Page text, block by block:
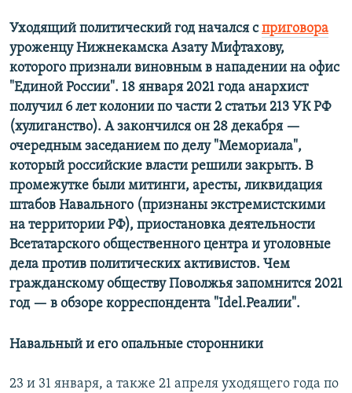
Все сайты РСЕ/РС
Уходящий политический год начался сприговора
уроженцу Нижнекамска Азату Мифтахову,
которого признали виновным в нападении на офис
"Единой России". 18 января 2021 года анархист
получил 6 лет колонии по части 2 статьи 213 УК РФ
(хулиганство). А закончился он 28 декабря —
очередным заседанием по делу "Мемориала",
который российские власти решили закрыть. В
промежутке были митинги, аресты, ликвидация
штабов Навального (признаны экстремистскими
на территории РФ), приостановка деятельности
Всетатарского общественного центра и уголовные
дела против политических активистов. Чем
гражданскому обществу Поволжья запомнится 2021
год — в обзоре корреспондента "Idel.Реалии".
Навальный и его опальные сторонники
23 и 31 января, а также 21 апреля уходящего года по